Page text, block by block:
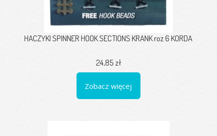
HACZYKI SPINNER HOOK SECTIONS KRANK roz 6 KORDA
24,85 zł
Zobacz więcej